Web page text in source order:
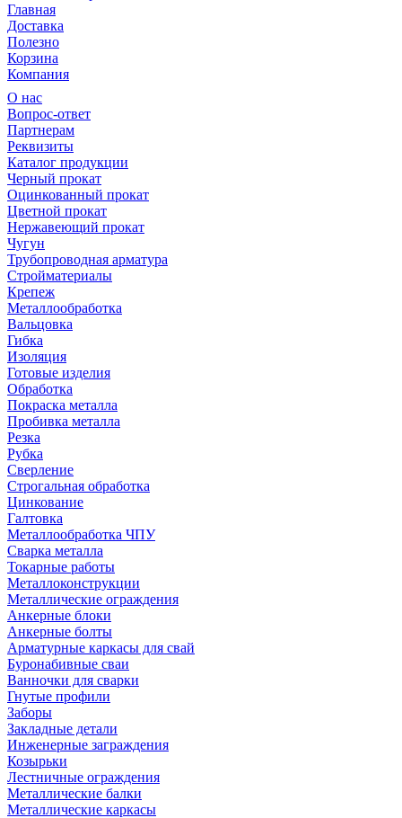
Главная
Доставка
Полезно
Корзина
Компания
О нас
Вопрос-ответ
Партнерам
Реквизиты
Каталог продукции
Черный прокат
Оцинкованный прокат
Цветной прокат
Нержавеющий прокат
Чугун
Трубопроводная арматура
Стройматериалы
Крепеж
Металлообработка
Вальцовка
Гибка
Изоляция
Готовые изделия
Обработка
Покраска металла
Пробивка металла
Резка
Рубка
Сверление
Строгальная обработка
Цинкование
Галтовка
Металлообработка ЧПУ
Сварка металла
Токарные работы
Металлоконструкции
Металлические ограждения
Анкерные блоки
Анкерные болты
Арматурные каркасы для свай
Буронабивные сваи
Ванночки для сварки
Гнутые профили
Заборы
Закладные детали
Инженерные заграждения
Козырьки
Лестничные ограждения
Металлические балки
Металлические каркасы